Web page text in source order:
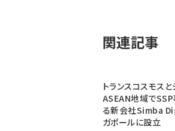
関連記事
トランスコスモスと
ASEAN地域で
る新会社Simba
ガポールに設立